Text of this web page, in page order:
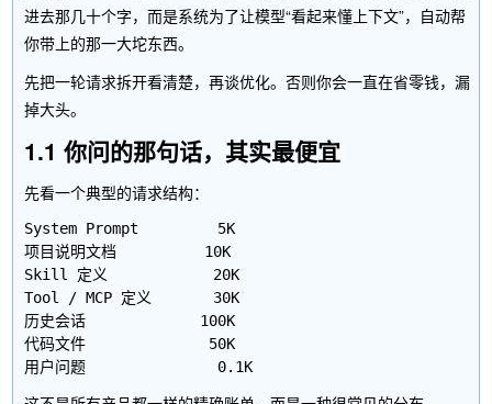
进去那几十个字，而是系统为了让模型“看起来懂上下文”，自动帮
你带上的那一大坨东西。
先把一轮请求拆开看清楚，再谈优化。否则你会一直在省零钱，漏
掉大头。
1.1 你问的那句话，其实最便宜
先看一个典型的请求结构：
System Prompt         5K
项目说明文档          10K
Skill 定义            20K
Tool / MCP 定义       30K
历史会话             100K
代码文件              50K